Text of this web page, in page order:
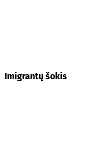
Imigrantų šokis